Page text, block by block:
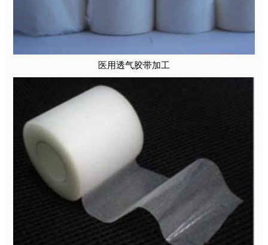
医用透气胶带加工